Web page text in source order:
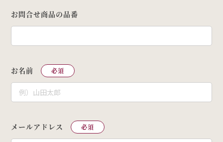
お問合せ商品の品番
お名前 必須
メールアドレス 必須